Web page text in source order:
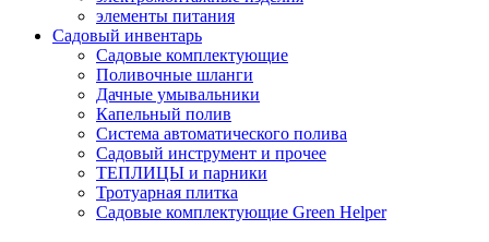
элементы питания
Садовый инвентарь
Садовые комплектующие
Поливочные шланги
Дачные умывальники
Капельный полив
Система автоматического полива
Садовый инструмент и прочее
ТЕПЛИЦЫ и парники
Тротуарная плитка
Садовые комплектующие Green Helper